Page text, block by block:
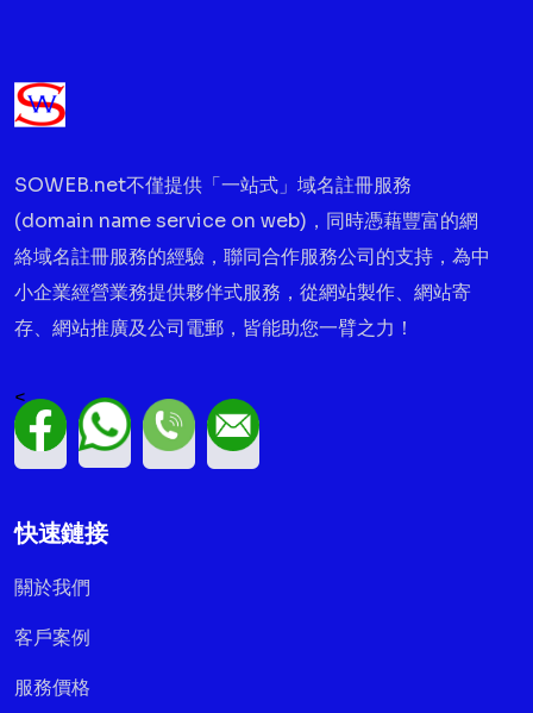
SOWEB.net不僅提供「一站式」域名註冊服務
(domain name service on web)，同時憑藉豐富的網
絡域名註冊服務的經驗，聯同合作服務公司的支持，為中
小企業經營業務提供夥伴式服務，從網站製作、網站寄
存、網站推廣及公司電郵，皆能助您一臂之力！
<
快速鏈接
關於我們
客戶案例
服務價格